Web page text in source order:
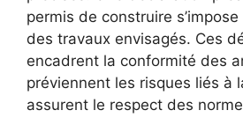
permis de construire
des travaux envisagés. Ces
encadrent la conformité des
préviennent les risques liés à
assurent le respect des